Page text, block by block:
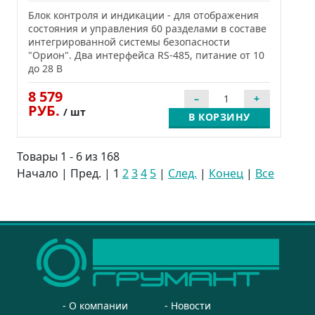
Блок контроля и индикации - для отображения
состояния и управления 60 разделами в составе
интегрированной системы безопасности
"Орион". Два интерфейса RS-485, питание от 10
до 28 В
8 579
РУБ. / шт В КОРЗИНУ
Товары 1 - 6 из 168
Начало | Пред. | 1 234 5 | След. | Конец | Все
О компании
Новости